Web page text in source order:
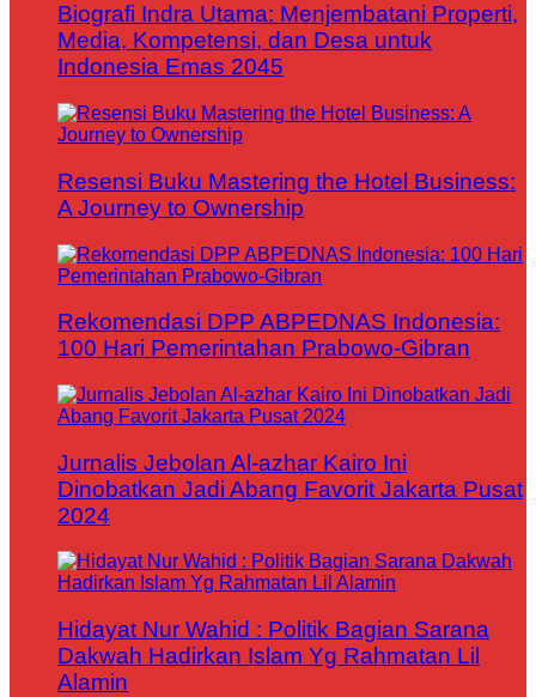
Biografi Indra Utama: Menjembatani Properti,
Media, Kompetensi, dan Desa untuk
Indonesia Emas 2045
Resensi Buku Mastering the Hotel Business:
A Journey to Ownership
Rekomendasi DPP ABPEDNAS Indonesia:
100 Hari Pemerintahan Prabowo-Gibran
Jurnalis Jebolan Al-azhar Kairo Ini
Dinobatkan Jadi Abang Favorit Jakarta Pusat
2024
Hidayat Nur Wahid : Politik Bagian Sarana
Dakwah Hadirkan Islam Yg Rahmatan Lil
Alamin